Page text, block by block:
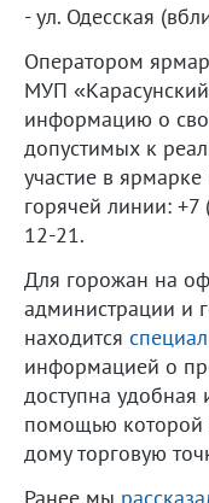
- ул. Одесская
Оператором
МУП
информацию о
допустимых к
участие в
горячей линии:
12-21.
Для горожан на
администрации и
находится
информацией о
доступна удобная
помощью
дому торговую
Ранее мы